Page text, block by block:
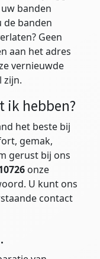
banden
banden
Geen
aan het adres
vernieuwde
zijn.
ik hebben?
het beste bij
gemak,
gerust bij ons
onze
U kunt ons
contact